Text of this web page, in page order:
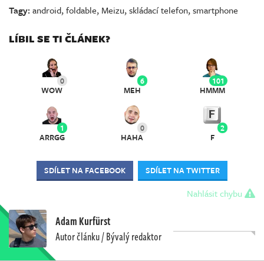
Tagy:android,foldable, Meizu,skládací telefon,smartphone
LÍBIL SE TI ČLÁNEK?
0
WOW
6
MEH
101
HMMM
1
ARRGG
0
HAHA
2
F
SDÍLET NA FACEBOOK SDÍLET NA TWITTER
Nahlásit chybu
Adam Kurfürst
Autor článku / Bývalý redaktor